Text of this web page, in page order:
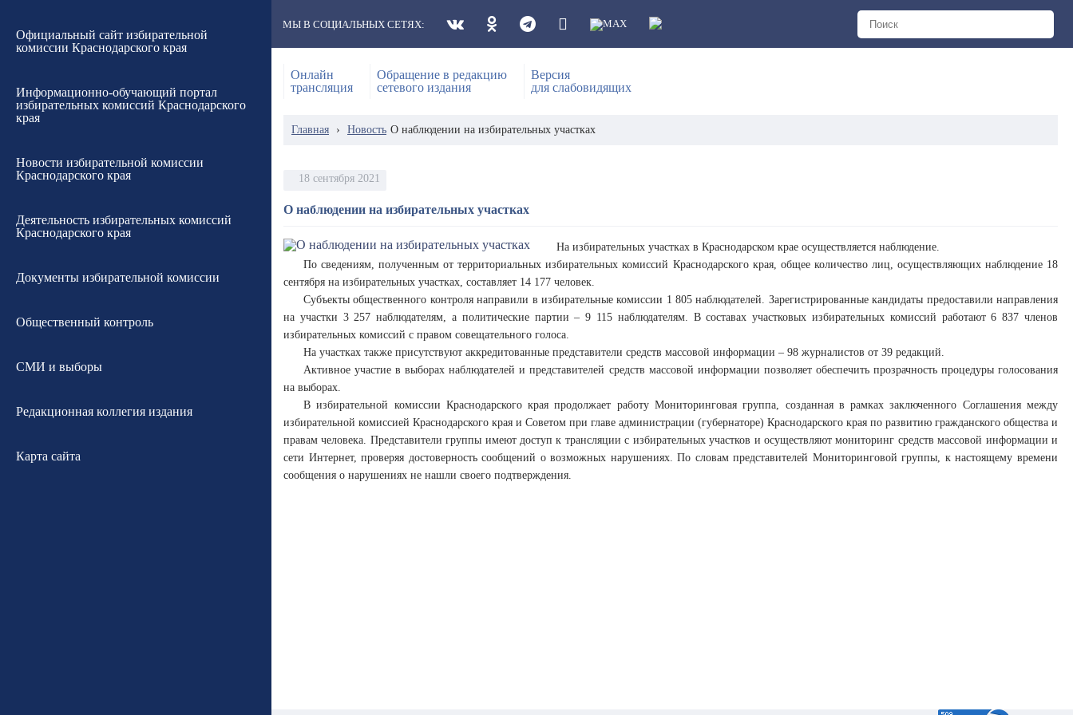
Официальный сайт избирательной
комиссии Краснодарского края
Информационно-обучающий портал
избирательных комиссий Краснодарского
края
Новости избирательной комиссии
Краснодарского края
Деятельность избирательных комиссий
Краснодарского края
Документы избирательной комиссии
Общественный контроль
СМИ и выборы
Редакционная коллегия издания
Карта сайта
МЫ В СОЦИАЛЬНЫХ СЕТЯХ:
Онлайн
трансляция
Обращение в редакцию
сетевого издания
Версия
для слабовидящих
Главная › Новость О наблюдении на избирательных участках
18 сентября 2021
О наблюдении на избирательных участках
На избирательных участках в Краснодарском крае осуществляется наблюдение.
По сведениям, полученным от территориальных избирательных комиссий Краснодарского края, общее количество лиц, осуществляющих наблюдение 18
сентября на избирательных участках, составляет 14 177 человек.
Субъекты общественного контроля направили в избирательные комиссии 1 805 наблюдателей. Зарегистрированные кандидаты предоставили направления
на участки 3 257 наблюдателям, а политические партии – 9 115 наблюдателям. В составах участковых избирательных комиссий работают 6 837 членов
избирательных комиссий с правом совещательного голоса.
На участках также присутствуют аккредитованные представители средств массовой информации – 98 журналистов от 39 редакций.
Активное участие в выборах наблюдателей и представителей средств массовой информации позволяет обеспечить прозрачность процедуры голосования
на выборах.
В избирательной комиссии Краснодарского края продолжает работу Мониторинговая группа, созданная в рамках заключенного Соглашения между
избирательной комиссией Краснодарского края и Советом при главе администрации (губернаторе) Краснодарского края по развитию гражданского общества и
правам человека. Представители группы имеют доступ к трансляции с избирательных участков и осуществляют мониторинг средств массовой информации и
сети Интернет, проверяя достоверность сообщений о возможных нарушениях. По словам представителей Мониторинговой группы, к настоящему времени
сообщения о нарушениях не нашли своего подтверждения.